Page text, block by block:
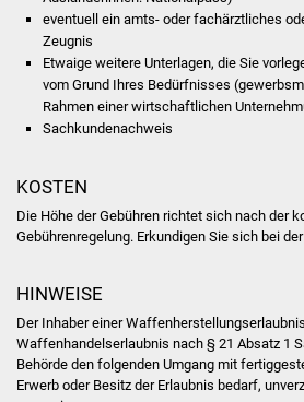
Ärzte
ÖPNV
Kultur &
eventuell ein amts- oder fachärztliches
Zeugnis
Etwaige weitere Unterlagen, die Sie
vom Grund Ihres Bedürfnisses
Rahmen einer wirtschaftlichen
Sachkundenachweis
KOSTEN
Die Höhe der Gebühren richtet sich nach der
Gebührenregelung. Erkundigen Sie sich bei
HINWEISE
Der Inhaber einer
Waffenhandelserlaubnis nach § 21 Absatz 1
Behörde den folgenden Umgang mit
Erwerb oder Besitz der Erlaubnis bedarf,